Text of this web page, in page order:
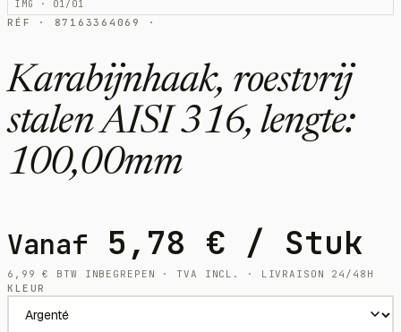
IMG · 01/01
RÉF · 87163364069 ·
Karabijnhaak, roestvrij
stalen AISI 316, lengte:
100,00mm
Vanaf 5,78 € / Stuk
6,99€
BTW INBEGREPEN · TVA INCL. · LIVRAISON 24/48H
KLEUR